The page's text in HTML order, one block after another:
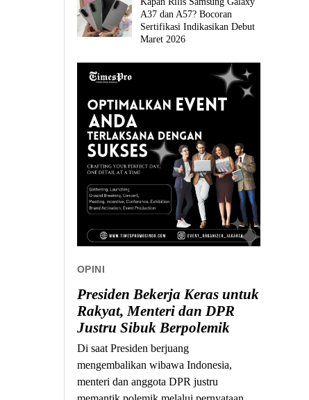
A37 dan A57? Bocoran
Sertifikasi Indikasikan Debut
Maret 2026
OPINI
Presiden Bekerja Keras untuk
Rakyat, Menteri dan DPR
Justru Sibuk Berpolemik
Di saat Presiden berjuang
mengembalikan wibawa Indonesia,
menteri dan anggota DPR justru